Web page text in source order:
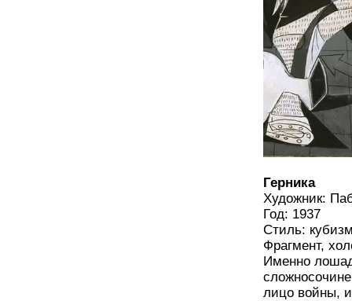
Герника
Художник:
Год: 1937
Стиль:
Фрагмент,
Именно
лицо войны,